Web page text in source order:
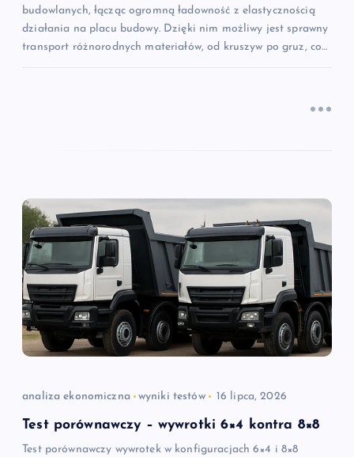
budowlanych, łącząc ogromną ładowność z elastycznością
działania na placu budowy. Dzięki nim możliwy jest sprawny
transport różnorodnych materiałów, od kruszyw po gruz, co…
analiza ekonomiczna wyniki testów 16 lipca, 2026
Test porównawczy – wywrotki 6×4 kontra 8×8
Test porównawczy wywrotek w konfiguracjach 6×4 i 8×8